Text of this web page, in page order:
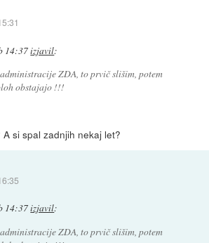
14:37izjavil:
ZDA, to prvič slišim, potem
obstajajo !!!
si spal zadnjih nekaj let?
14:37izjavil:
ZDA, to prvič slišim, potem